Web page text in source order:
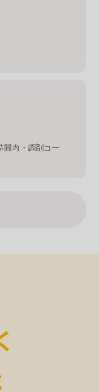
内・調剤コー